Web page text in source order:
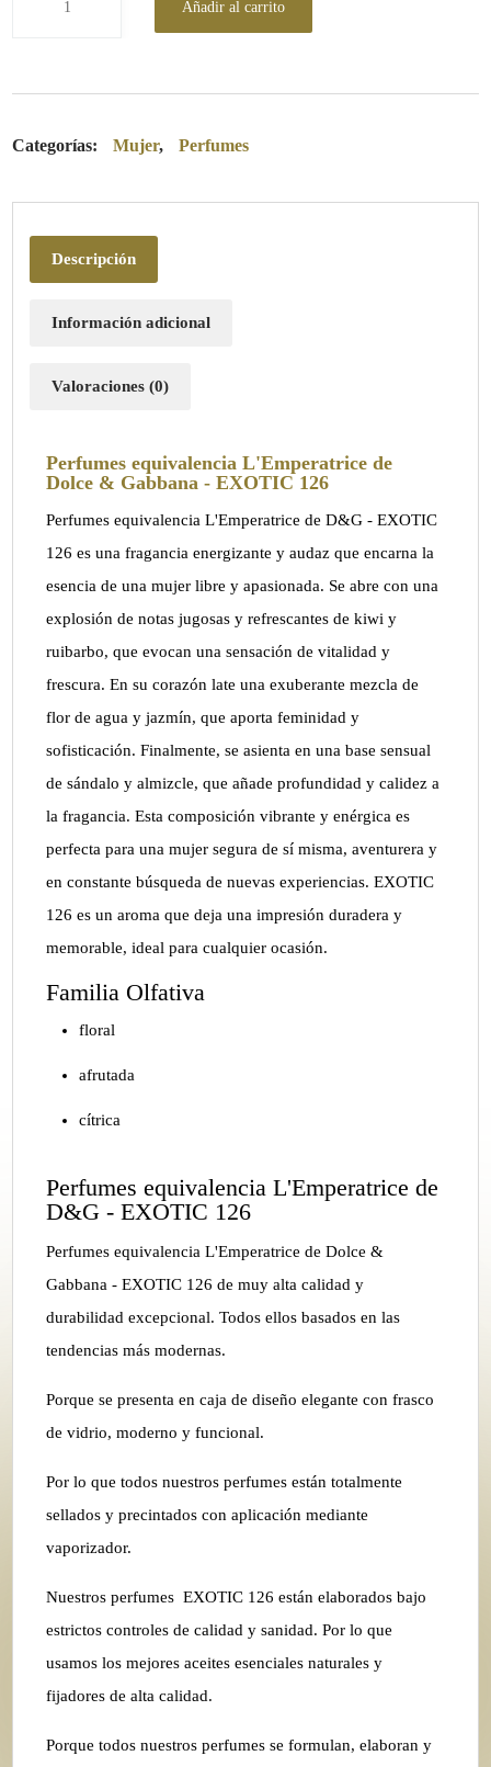
Añadir al carrito
Categorías: Mujer, Perfumes
Descripción
Información adicional
Valoraciones (0)
Perfumes equivalencia L'Emperatrice de
Dolce & Gabbana - EXOTIC 126
Perfumes equivalencia L'Emperatrice de D&G - EXOTIC
126 es una fragancia energizante y audaz que encarna la
esencia de una mujer libre y apasionada. Se abre con una
explosión de notas jugosas y refrescantes de kiwi y
ruibarbo, que evocan una sensación de vitalidad y
frescura. En su corazón late una exuberante mezcla de
flor de agua y jazmín, que aporta feminidad y
sofisticación. Finalmente, se asienta en una base sensual
de sándalo y almizcle, que añade profundidad y calidez a
la fragancia. Esta composición vibrante y enérgica es
perfecta para una mujer segura de sí misma, aventurera y
en constante búsqueda de nuevas experiencias. EXOTIC
126 es un aroma que deja una impresión duradera y
memorable, ideal para cualquier ocasión.
Familia Olfativa
floral
afrutada
cítrica
Perfumes equivalencia L'Emperatrice de
D&G - EXOTIC 126
Perfumes equivalencia L'Emperatrice de Dolce &
Gabbana - EXOTIC 126 de muy alta calidad y
durabilidad excepcional. Todos ellos basados en las
tendencias más modernas.
Porque se presenta en caja de diseño elegante con frasco
de vidrio, moderno y funcional.
Por lo que todos nuestros perfumes están totalmente
sellados y precintados con aplicación mediante
vaporizador.
Nuestros perfumes EXOTIC 126 están elaborados bajo
estrictos controles de calidad y sanidad. Por lo que
usamos los mejores aceites esenciales naturales y
fijadores de alta calidad.
Porque todos nuestros perfumes se formulan, elaboran y